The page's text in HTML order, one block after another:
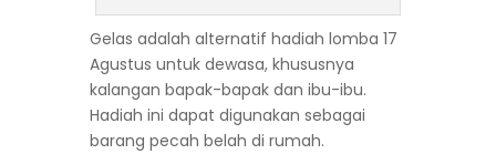
Gelas adalah alternatif hadiah lomba 17
Agustus untuk dewasa, khususnya
kalangan bapak-bapak dan ibu-ibu.
Hadiah ini dapat digunakan sebagai
barang pecah belah di rumah.